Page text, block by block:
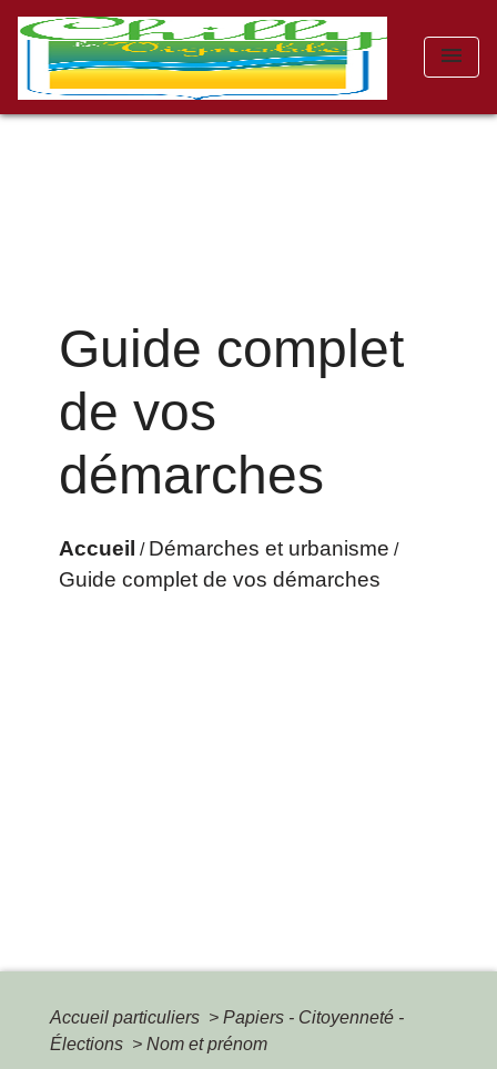
menu
Guide complet
de vos
démarches
Accueil / Démarches et urbanisme /
Guide complet de vos démarches
Accueil particuliers > Papiers - Citoyenneté -
Élections > Nom et prénom